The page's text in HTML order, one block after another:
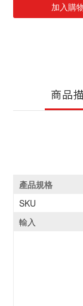
加入購
商品
產品規格
SKU
輸入